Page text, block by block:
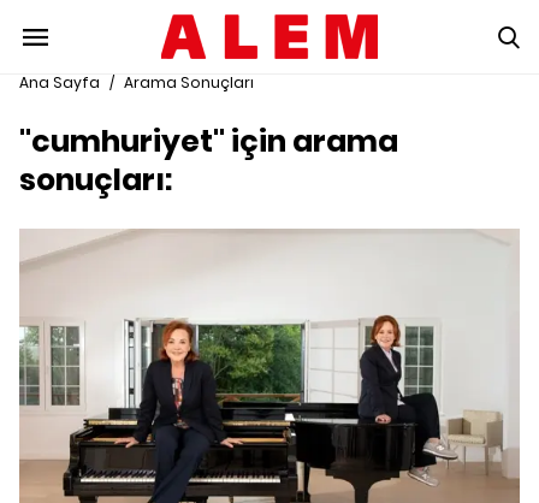
Ana Sayfa / Arama Sonuçları
"cumhuriyet" için arama
sonuçları: